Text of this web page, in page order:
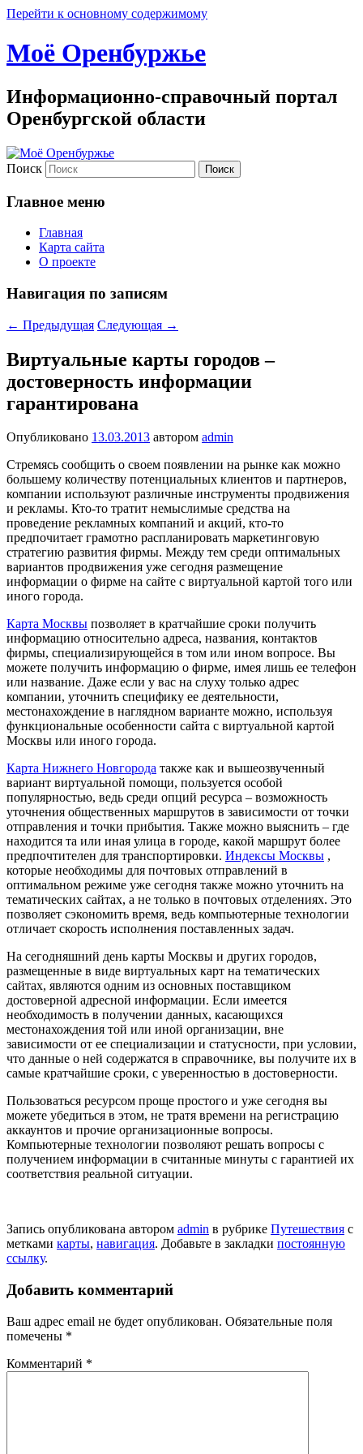
Перейти к основному содержимому
Моё Оренбуржье
Информационно-справочный портал
Оренбургской области
Поиск
Главное меню
Главная
Карта сайта
О проекте
Навигация по записям
← Предыдущая Следующая →
Виртуальные карты городов –
достоверность информации
гарантирована
Опубликовано 13.03.2013 автором admin
Стремясь сообщить о своем появлении на рынке как можно
большему количеству потенциальных клиентов и партнеров,
компании используют различные инструменты продвижения
и рекламы. Кто-то тратит немыслимые средства на
проведение рекламных компаний и акций, кто-то
предпочитает грамотно распланировать маркетинговую
стратегию развития фирмы. Между тем среди оптимальных
вариантов продвижения уже сегодня размещение
информации о фирме на сайте с виртуальной картой того или
иного города.
Карта Москвы позволяет в кратчайшие сроки получить
информацию относительно адреса, названия, контактов
фирмы, специализирующейся в том или ином вопросе. Вы
можете получить информацию о фирме, имея лишь ее телефон
или название. Даже если у вас на слуху только адрес
компании, уточнить специфику ее деятельности,
местонахождение в наглядном варианте можно, используя
функциональные особенности сайта с виртуальной картой
Москвы или иного города.
Карта Нижнего Новгорода также как и вышеозвученный
вариант виртуальной помощи, пользуется особой
популярностью, ведь среди опций ресурса – возможность
уточнения общественных маршрутов в зависимости от точки
отправления и точки прибытия. Также можно выяснить – где
находится та или иная улица в городе, какой маршрут более
предпочтителен для транспортировки. Индексы Москвы ,
которые необходимы для почтовых отправлений в
оптимальном режиме уже сегодня также можно уточнить на
тематических сайтах, а не только в почтовых отделениях. Это
позволяет сэкономить время, ведь компьютерные технологии
отличает скорость исполнения поставленных задач.
На сегодняшний день карты Москвы и других городов,
размещенные в виде виртуальных карт на тематических
сайтах, являются одним из основных поставщиком
достоверной адресной информации. Если имеется
необходимость в получении данных, касающихся
местонахождения той или иной организации, вне
зависимости от ее специализации и статусности, при условии,
что данные о ней содержатся в справочнике, вы получите их в
самые кратчайшие сроки, с уверенностью в достоверности.
Пользоваться ресурсом проще простого и уже сегодня вы
можете убедиться в этом, не тратя времени на регистрацию
аккаунтов и прочие организационные вопросы.
Компьютерные технологии позволяют решать вопросы с
получением информации в считанные минуты с гарантией их
соответствия реальной ситуации.
Запись опубликована автором admin в рубрике Путешествия с
метками карты, навигация. Добавьте в закладки постоянную
ссылку.
Добавить комментарий
Ваш адрес email не будет опубликован. Обязательные поля
помечены *
Комментарий *